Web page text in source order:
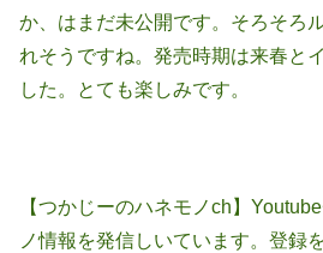
か、はまだ未公開です。そろそろ
れそうですね。発売時期は来春と
した。とても楽しみです。
【つかじーのハネモノch】
ノ情報を発信しいています。登録